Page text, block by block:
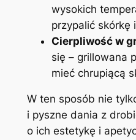
wysokich
przypalić skórkę
Cierpliwość w
się – grillowana
mieć chrupiącą
W ten sposób nie
i pyszne dania z
o ich estetykę i